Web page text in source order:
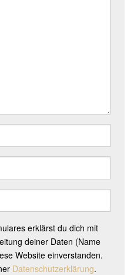
erklärst du dich mit
deiner Daten (Name
Website einverstanden.
Datenschutzerklärung.